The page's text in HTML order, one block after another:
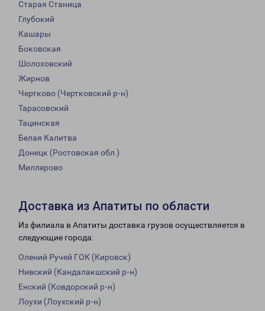
Старая Станица
Глубокий
Кашары
Боковская
Шолоховский
Жирнов
Чертково (Чертковский р-н)
Тарасовский
Тацинская
Белая Калитва
Донецк (Ростовская обл.)
Миллерово
Доставка из Апатиты по области
Из филиала в Апатиты доставка грузов осуществляется в
следующие города:
Олений Ручей ГОК (Кировск)
Нивский (Кандалакшский р-н)
Енский (Ковдорский р-н)
Лоухи (Лоухский р-н)